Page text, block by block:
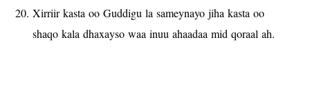
Xirriir kasta oo Guddigu la sameynayo jiha kasta oo
shaqo kala dhaxayso waa inuu ahaadaa mid qoraal ah.